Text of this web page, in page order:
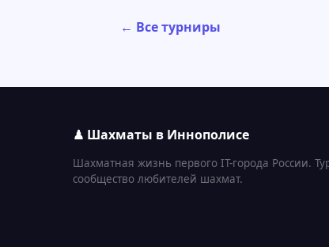
← Все турниры
♟ Шахматы в Иннополисе
Шахматная жизнь первого IT-города России.
сообщество любителей шахмат.